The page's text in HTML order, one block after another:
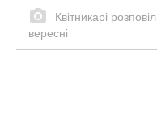
Квітникарі
вересні